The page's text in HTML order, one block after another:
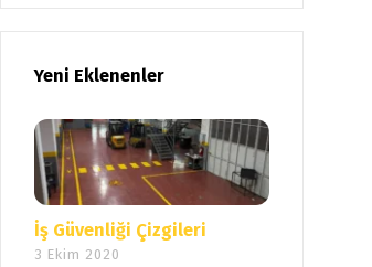
Yeni Eklenenler
İş Güvenliği Çizgileri
3 Ekim 2020